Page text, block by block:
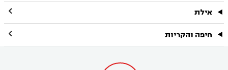
אילת 
חיפה והקריות 